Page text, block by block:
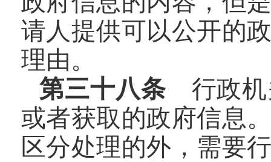
请人提供可以公开的
理由。
第三十八条行政机
或者获取的政府信息
区分处理的外，需要